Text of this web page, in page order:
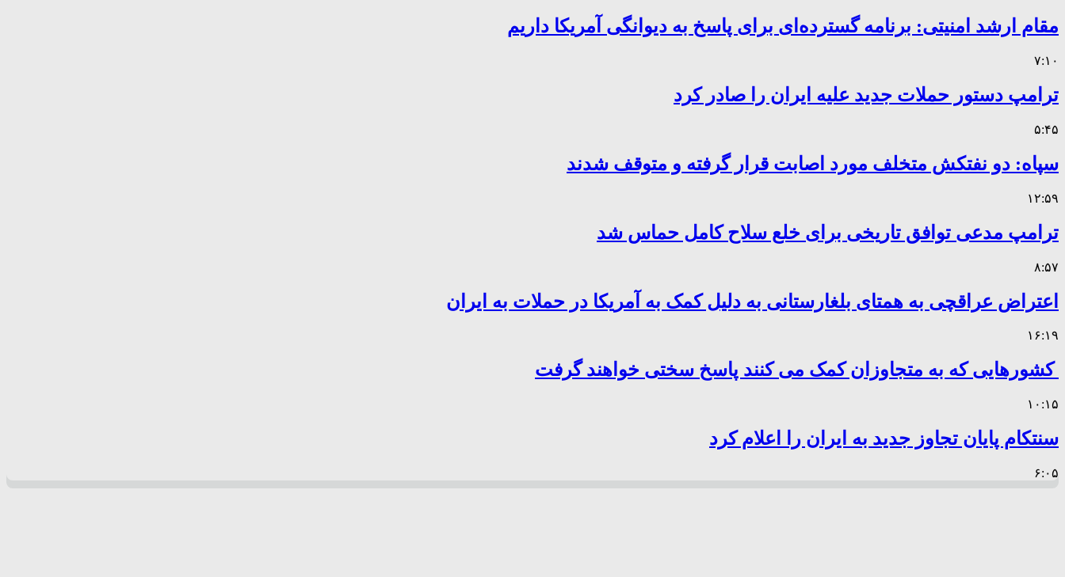
مقام ارشد امنیتی: برنامه گسترده‌ای برای پاسخ به دیوانگی آمریکا داریم
۷:۱۰
ترامپ دستور حملات جدید علیه ایران را صادر کرد
۵:۴۵
سپاه: دو نفتکش متخلف مورد اصابت قرار گرفته و متوقف شدند
۱۲:۵۹
ترامپ مدعی توافق تاریخی برای خلع سلاح کامل حماس شد
۸:۵۷
اعتراض عراقچی به همتای بلغارستانی به دلیل کمک به آمریکا در حملات به ایران
۱۶:۱۹
کشورهایی که به متجاوزان کمک می کنند پاسخ سختی خواهند گرفت
۱۰:۱۵
سنتکام پایان تجاوز جدید به ایران را اعلام کرد
۶:۰۵